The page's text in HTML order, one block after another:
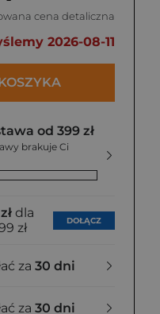
cena detaliczna
2026-08-11
od 399 zł
brakuje Ci
dla
zł
DOŁĄCZ
za 30 dni
za 30 dni